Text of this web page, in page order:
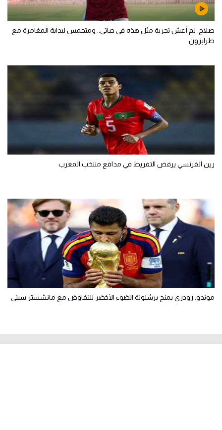
صلاح: لم أعش تجربة مثل هذه في حياتي.. ومتحمس لبداية المغامرة مع
طرابزون
رين الفرنسي يرفض التفريط في مدافع منتخب المغرب
موندو: رودري يمنح برشلونة الضوء الأخضر للتفاوض مع مانشستر سيتي